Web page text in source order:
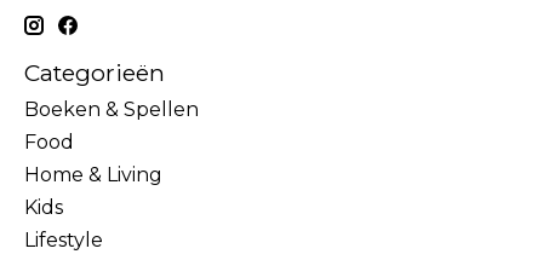
Categorieën
Boeken & Spellen
Food
Home & Living
Kids
Lifestyle